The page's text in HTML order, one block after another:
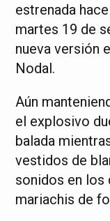
estrenada
martes 19 de
nueva versión
Nodal.
Aún
el explosivo
balada
vestidos de
sonidos en los
mariachis de